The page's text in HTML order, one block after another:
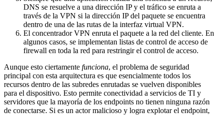
DNS se resuelve a una dirección IP y el tráfico se enruta a
través de la VPN si la dirección IP del paquete se encuentra
dentro de una de las rutas de la interfaz virtual VPN.
El concentrador VPN enruta el paquete a la red del cliente. En
algunos casos, se implementan listas de control de acceso de
firewall en toda la red para restringir el control de acceso.
Aunque esto ciertamente funciona, el problema de seguridad
principal con esta arquitectura es que esencialmente todos los
recursos dentro de las subredes enrutadas se vuelven disponibles
para el dispositivo. Esto permite conectividad a servicios de TI y
servidores que la mayoría de los endpoints no tienen ninguna razón
de conectarse. Si es un actor malicioso y logra explotar el endpoint,